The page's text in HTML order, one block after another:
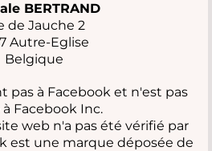
BERTRAND
de Jauche 2
Autre-Eglise
Belgique
pas à Facebook et n'est pas
à Facebook Inc.
web n'a pas été vérifié par
est une marque déposée de